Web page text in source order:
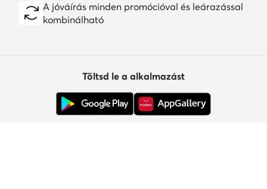
A jóváírás minden promócióval és leárazással
kombinálható
Töltsd le a alkalmazást